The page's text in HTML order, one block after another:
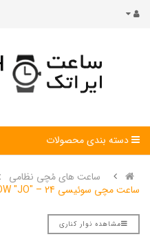
دسته بندی محصولات
ساعت های مُچی نظامی
ساعت مچی سوئیسی SLOW "JO" – 24
مشاهده نوار کناری